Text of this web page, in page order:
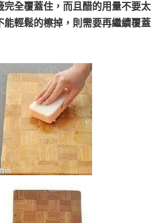
完全覆蓋住，而且醋的用量不要太
能輕鬆的檫掉，則需要再繼續覆蓋